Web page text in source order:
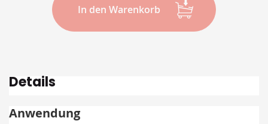
In den Warenkorb
Details
Anwendung